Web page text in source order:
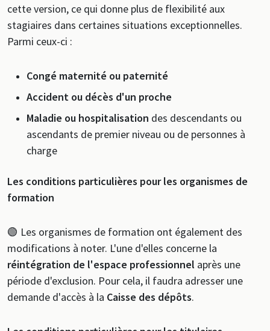
cette version, ce qui donne plus de flexibilité aux
stagiaires dans certaines situations exceptionnelles.
Parmi ceux-ci :
Congé maternité ou paternité
Accident ou décès d'un proche
Maladie ou hospitalisation des descendants ou
ascendants de premier niveau ou de personnes à
charge
Les conditions particulières pour les organismes de
formation
🟢 Les organismes de formation ont également des
modifications à noter. L'une d'elles concerne la
réintégration de l'espace professionnel après une
période d'exclusion. Pour cela, il faudra adresser une
demande d'accès à la Caisse des dépôts.